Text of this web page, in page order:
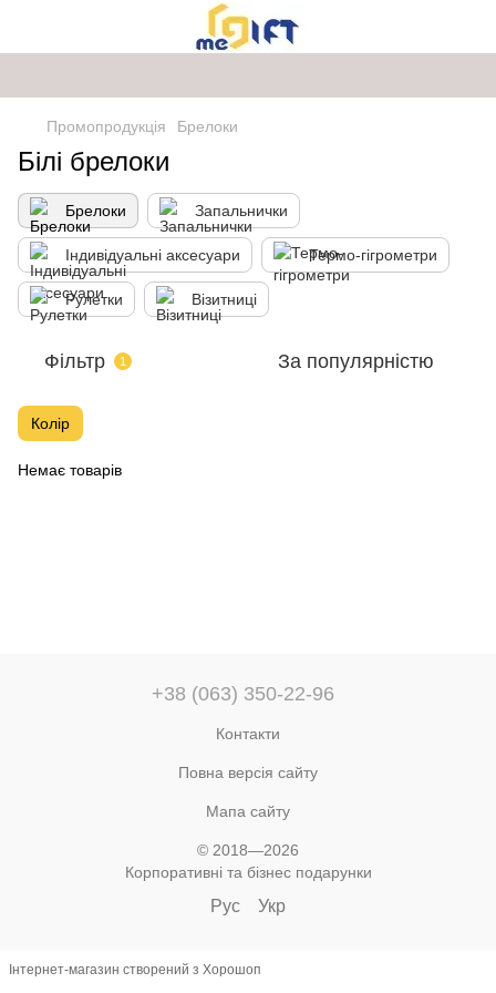
Промопродукція Брелоки
Білі брелоки
Брелоки Запальнички
Індивідуальні аксесуари Термо-гігрометри
Рулетки Візитниці
Фільтр 1 За популярністю
Колір
Немає товарів
+38 (063) 350-22-96
Контакти
Повна версія сайту
Мапа сайту
© 2018—2026
Корпоративні та бізнес подарунки
Рус Укр
Інтернет-магазин створений з Хорошоп